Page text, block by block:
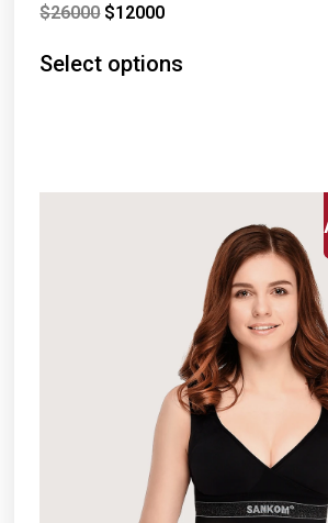
$26000 $12000
Select options